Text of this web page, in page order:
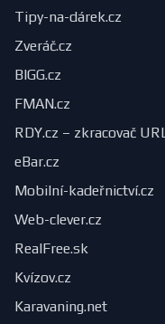
Tipy-na-dárek.cz
Zveráč.cz
BIGG.cz
FMAN.cz
RDY.cz – zkracovač URL
eBar.cz
Mobilní-kadeřnictví.cz
Web-clever.cz
RealFree.sk
Kvízov.cz
Karavaning.net